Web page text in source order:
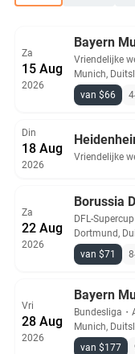
Allianz Arena of
Alle Bayern
authentiek en
die 100% garantie
Za
15 Aug
2026
Bayern
Vriendelijke
Munich,
van $66
Din
18 Aug
2026
Vriendelijke
Za
22 Aug
2026
Borussia
DFL-Supercup
Dortmund,
van $71
Vri
28 Aug
2026
Bayern
Bundesliga ・
Munich,
van $177